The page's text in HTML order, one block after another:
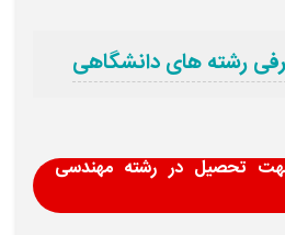
رشته های دانشگاهی
تحصیل در رشته مهندسی